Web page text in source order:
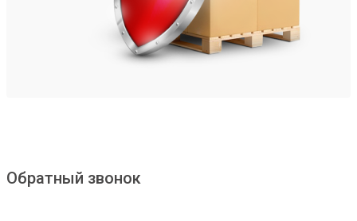
Обратный звонок